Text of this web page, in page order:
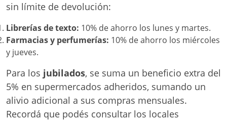
sin límite de devolución:
Librerías de texto: 10% de ahorro los lunes y martes.
Farmacias y perfumerías: 10% de ahorro los miércoles
y jueves.
Para los jubilados, se suma un beneficio extra del
5% en supermercados adheridos, sumando un
alivio adicional a sus compras mensuales.
Recordá que podés consultar los locales